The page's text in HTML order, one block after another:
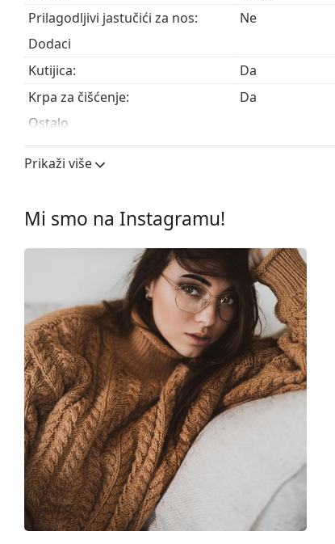
Prilagodljivi jastučići za nos:
Ne
Dodaci
Kutijica:
Da
Krpa za čišćenje:
Da
Ostalo
Spol:
Unisex
Prikaži više
Mi smo na Instagramu!